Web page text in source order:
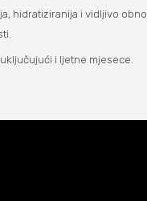
hidratiziranija i vidljivo
i ljetne mjesece.